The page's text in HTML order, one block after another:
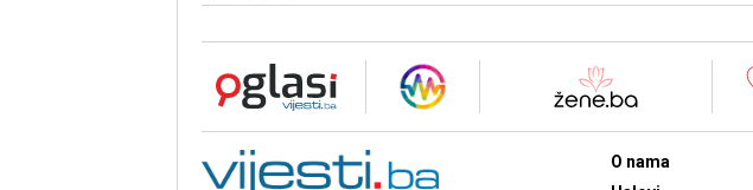
O nama